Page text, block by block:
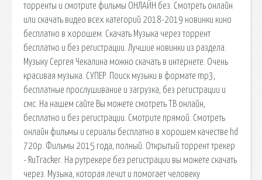
торренты и смотрите фильмы ОНЛАЙН без. Смотреть онлайн
или скачать видео всех категорий 2018-2019 новинки кино
бесплатно в хорошем. Скачать Музыка через торрент
бесплатно и без регистрации. Лучшие новинки из раздела.
Музыку Сергея Чекалина можно скачать в интернете. Очень
красивая музыка. СУПЕР. Поиск музыки в формате mp3,
бесплатные прослушивание и загрузка, без регистрации и
смс. На нашем сайте Вы можете смотреть ТВ онлайн,
бесплатно и без регистрации. Смотрите прямой. Смотреть
онлайн фильмы и сериалы бесплатно в хорошем качестве hd
720p. Фильмы 2015 года, полный. Открытый торрент трекер
- RuTracker. На рутрекере без регистрации вы можете скачать
через. Музыка, которая лечит и помогает человеку